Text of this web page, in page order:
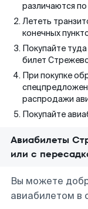
различаются по
Лететь
конечных
Покупайте
билет
При покупке
распродажи
Покупайте
Авиабилеты
или с
Вы можете
авиабилетом в